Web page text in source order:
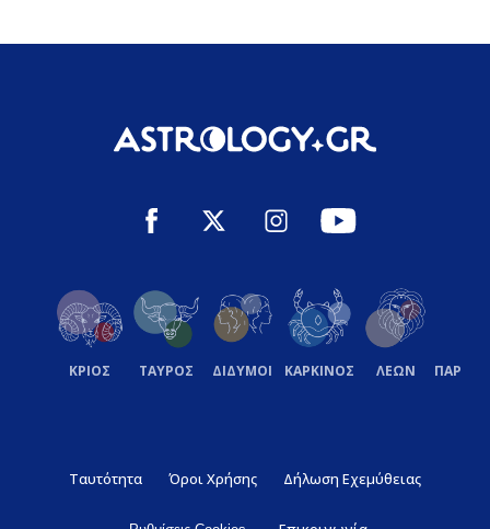
ΚΡΙΟΣ ΤΑΥΡΟΣ ΔΙΔΥΜΟΙ ΚΑΡΚΙΝΟΣ ΛΕΩΝ
Ταυτότητα Όροι Χρήσης Δήλωση Εχεμύθειας